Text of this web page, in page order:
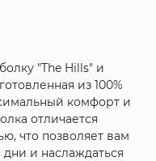
"The Hills" и
из 100%
комфорт и
отличается
что позволяет вам
и наслаждаться